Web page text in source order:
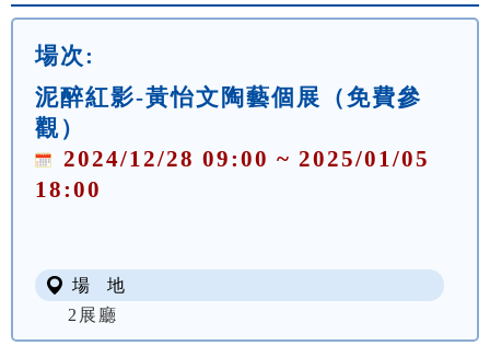
場次:
泥醉紅影-黃怡文陶藝個展（免費參
觀）
2024/12/28 09:00 ~ 2025/01/05
18:00
場 地
2展廳